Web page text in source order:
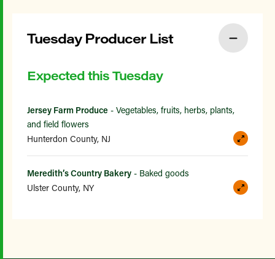
Tuesday Producer List
Expected this Tuesday
Jersey Farm Produce - Vegetables, fruits, herbs, plants,
and field flowers
Hunterdon County, NJ
Meredith’s Country Bakery - Baked goods
Ulster County, NY